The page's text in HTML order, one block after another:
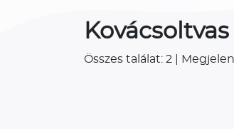
Összes találat: 2 |